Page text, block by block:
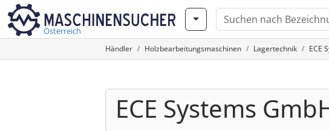
Österreich
Händler Holzbearbeitungsmaschinen Lagertechnik ECE
ECE Systems